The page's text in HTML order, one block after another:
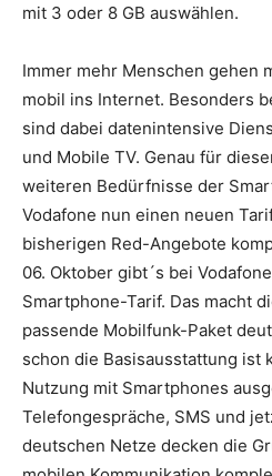
mit 3 oder 8 GB auswählen.
Immer mehr Menschen gehen
mobil ins Internet. Besonders
sind dabei datenintensive
und Mobile TV. Genau für
weiteren Bedürfnisse der
Vodafone nun einen neuen
bisherigen Red-Angebote
06. Oktober gibt´s bei
Smartphone-Tarif. Das macht
passende Mobilfunk-Paket
schon die Basisausstattung ist
Nutzung mit Smartphones
Telefongespräche, SMS und
deutschen Netze decken die